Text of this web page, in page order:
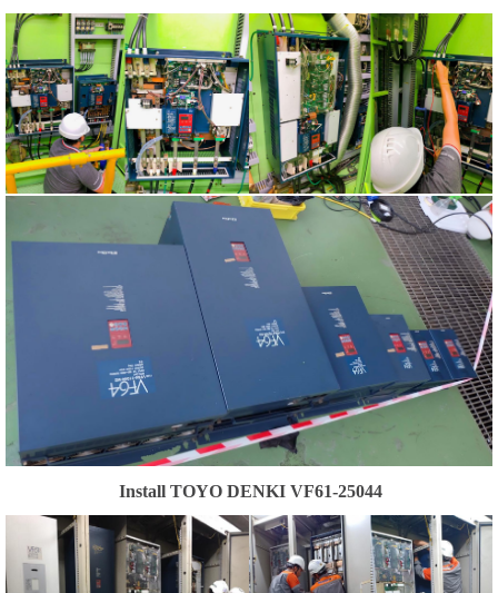
Install TOYO DENKI VF61-25044